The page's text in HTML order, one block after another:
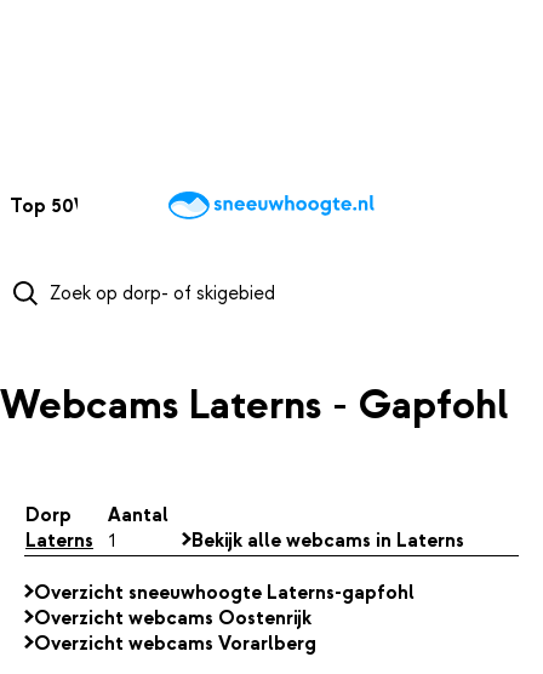
Top 50Webcams WintersportweerKaarten
Webcams Laterns - Gapfohl
Dorp
Aantal
Laterns
1 Bekijk alle webcams in Laterns
Overzicht sneeuwhoogte Laterns-gapfohl
Overzicht webcams Oostenrijk
Overzicht webcams Vorarlberg